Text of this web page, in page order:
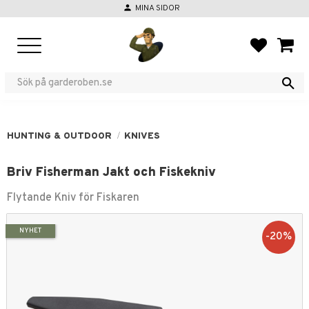
person MINA SIDOR
HUNTING & OUTDOOR KNIVES
Briv Fisherman Jakt och Fiskekniv
Flytande Kniv för Fiskaren
20%
NYHET